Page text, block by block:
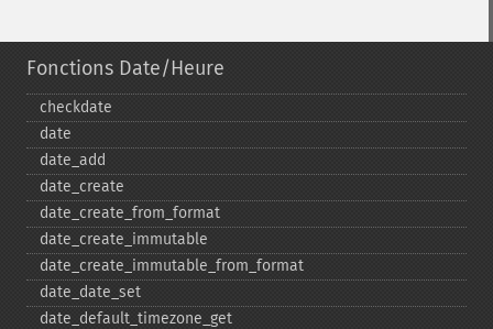
Fonctions Date/Heure
checkdate
date
date_​add
date_​create
date_​create_​from_​format
date_​create_​immutable
date_​create_​immutable_​from_​format
date_​date_​set
date_​default_​timezone_​get